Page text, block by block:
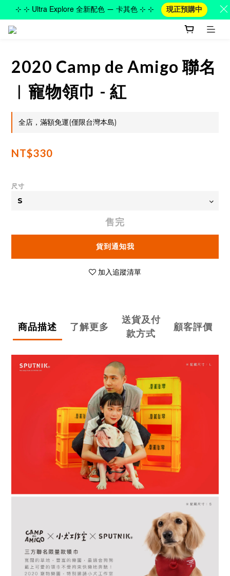
2020 Camp de Amigo 聯名
︱寵物領巾 - 紅
全店，滿額免運(僅限台灣本島)
NT$330
尺寸
售完
貨到通知我
加入追蹤清單
商品描述 了解更多
送貨及付
款方式
顧客評價
⊹ ⊹ Ultra Explore 全新配色 — 卡其色 ⊹ ⊹ 現正預購中